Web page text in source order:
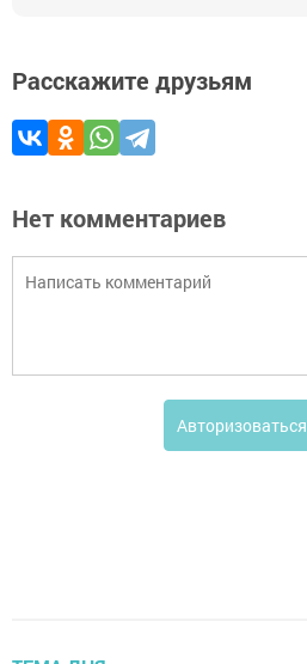
Расскажите друзьям
Нет комментариев
Авторизоваться